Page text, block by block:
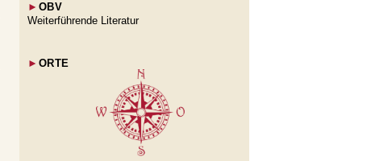
► OBV
Weiterführende Literatur
► ORTE